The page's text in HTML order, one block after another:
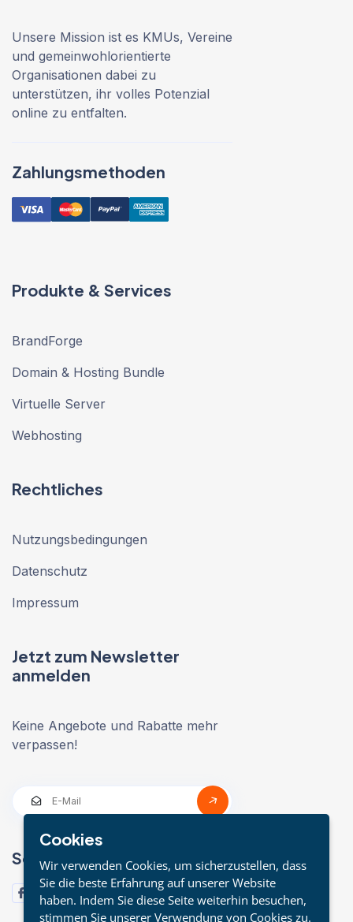
Unsere Mission ist es KMUs, Vereine
und gemeinwohlorientierte
Organisationen dabei zu
unterstützen, ihr volles Potenzial
online zu entfalten.
Zahlungsmethoden
Produkte & Services
BrandForge
Domain & Hosting Bundle
Virtuelle Server
Webhosting
Rechtliches
Nutzungsbedingungen
Datenschutz
Impressum
Jetzt zum Newsletter
anmelden
Keine Angebote und Rabatte mehr
verpassen!
Social Media
Cookies
Wir verwenden Cookies, um sicherzustellen, dass
Sie die beste Erfahrung auf unserer Website
haben. Indem Sie diese Seite weiterhin besuchen,
stimmen Sie unserer Verwendung von Cookies zu.